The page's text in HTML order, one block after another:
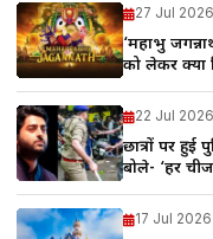
27 Jul 2026
‘महाप्रभु
को लेकर क्या
22 Jul 2026
छात्रों पर हुई
बोले- ‘हर
17 Jul 2026